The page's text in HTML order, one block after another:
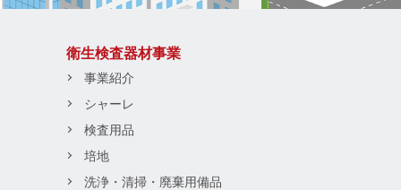
衛生検査器材事業
事業紹介
シャーレ
検査用品
培地
洗浄・清掃・廃棄用備品